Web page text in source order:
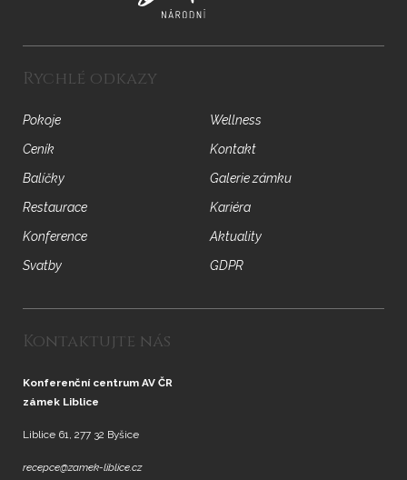
Rychlé odkazy
Pokoje
Ceník
Balíčky
Restaurace
Konference
Svatby
Wellness
Kontakt
Galerie zámku
Kariéra
Aktuality
GDPR
Kontaktujte nás
Konferenční centrum AV ČR
zámek Liblice
Liblice 61, 277 32 Byšice
recepce@zamek-liblice.cz